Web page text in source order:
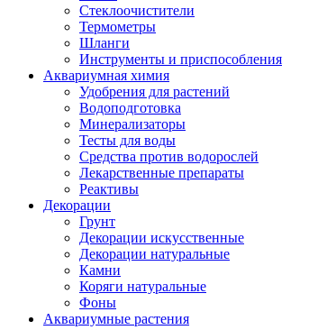
Стеклоочистители
Термометры
Шланги
Инструменты и приспособления
Аквариумная химия
Удобрения для растений
Водоподготовка
Минерализаторы
Тесты для воды
Средства против водорослей
Лекарственные препараты
Реактивы
Декорации
Грунт
Декорации искусственные
Декорации натуральные
Камни
Коряги натуральные
Фоны
Аквариумные растения